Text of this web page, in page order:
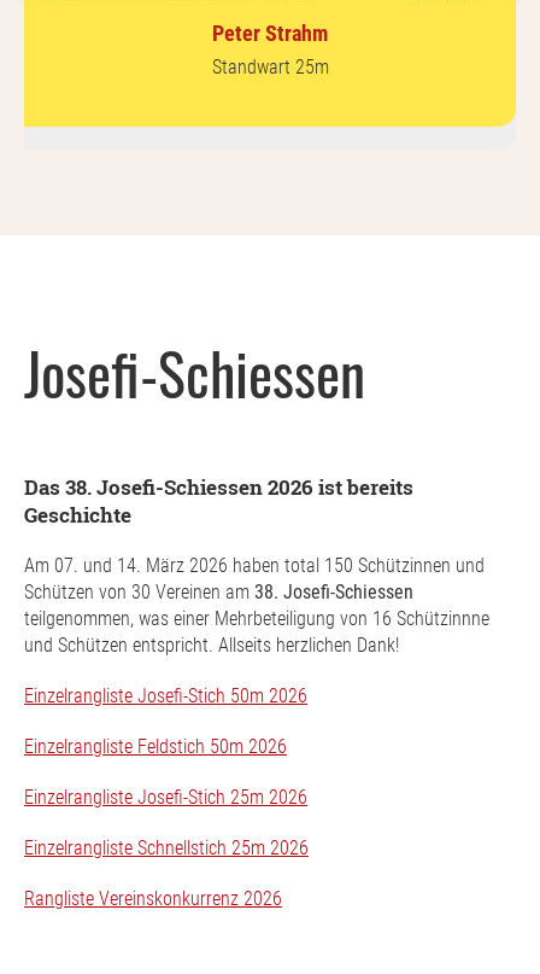
Peter Strahm
Standwart 25m
Josefi-Schiessen
Das 38. Josefi-Schiessen 2026 ist bereits
Geschichte
Am 07. und 14. März 2026 haben total 150 Schützinnen und
Schützen von 30 Vereinen am 38. Josefi-Schiessen
teilgenommen, was einer Mehrbeteiligung von 16 Schützinnne
und Schützen entspricht. Allseits herzlichen Dank!
Einzelrangliste Josefi-Stich 50m 2026
Einzelrangliste Feldstich 50m 2026
Einzelrangliste Josefi-Stich 25m 2026
Einzelrangliste Schnellstich 25m 2026
Rangliste Vereinskonkurrenz 2026